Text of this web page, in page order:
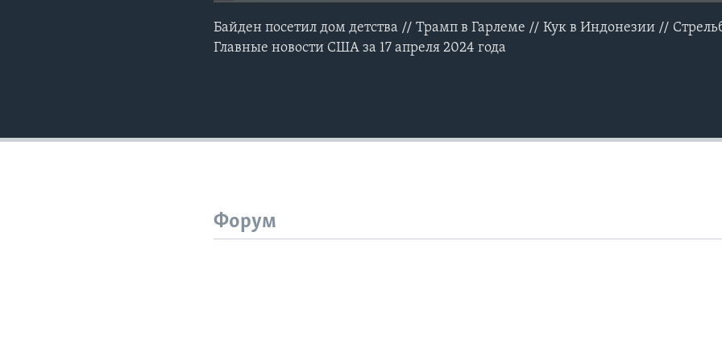
Байден посетил дом детства // Трамп в Гарлеме // Кук в Индонезии //
Главные новости США за 17 апреля 2024 года
Форум